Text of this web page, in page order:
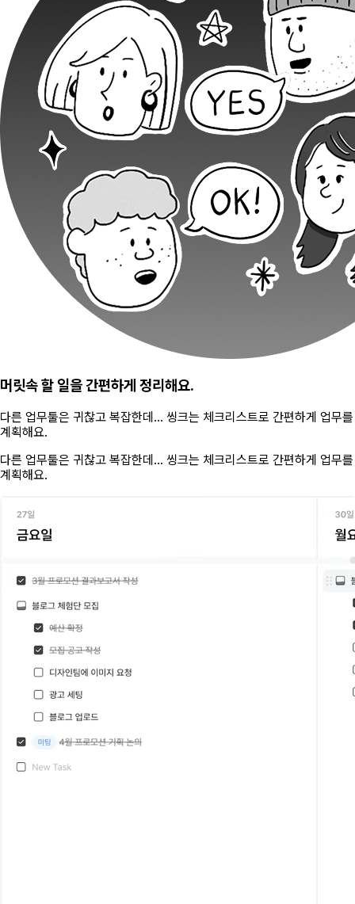
머릿속 할 일을 간편하게 정리해요.
다른 업무툴은 귀찮고 복잡한데... 씽크는 체크리스트로 간편하게 업무를
계획해요.
다른 업무툴은 귀찮고 복잡한데... 씽크는 체크리스트로 간편하게 업무를
계획해요.